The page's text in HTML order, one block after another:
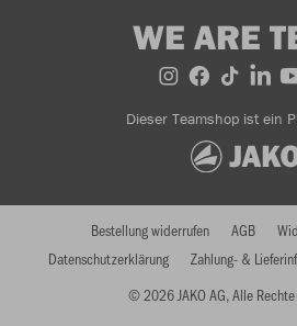
WE ARE
Dieser Teamshop ist ein
© 2026 JAKO AG, Alle
Bestellung widerrufen AGB
Datenschutzerklärung
Zahlung- &